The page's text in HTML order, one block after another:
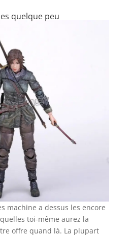
quelque peu
machine a dessus les encore
toi-même aurez la
offre quand là. La plupart